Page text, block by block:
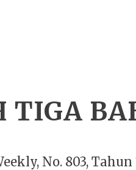
TIGA
No. 803, Tahun